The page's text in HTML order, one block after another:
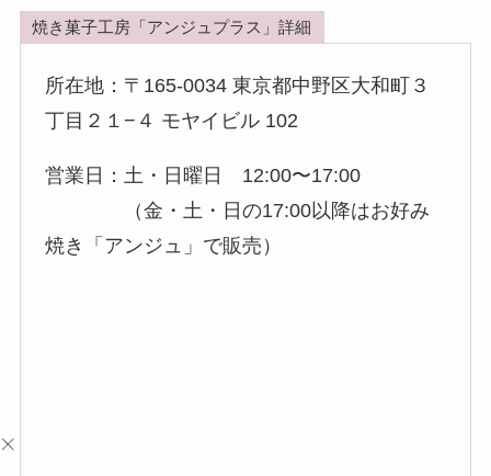
焼き菓子工房「アンジュプラス」詳細
所在地：〒165-0034 東京都中野区大和町３
丁目２１−４ モヤイビル 102
営業日：土・日曜日 12:00〜17:00
（金・土・日の17:00以降はお好み
焼き「アンジュ」で販売）